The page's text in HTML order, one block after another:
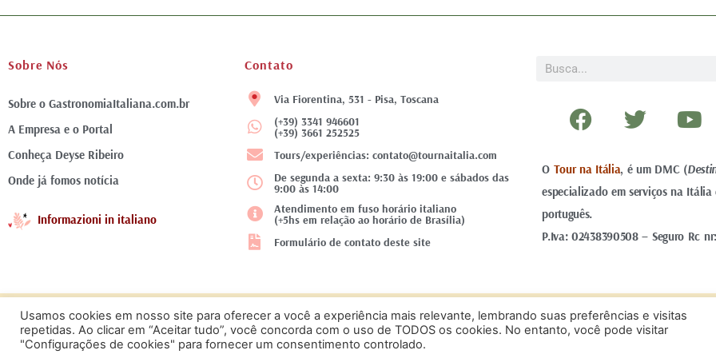
Sobre Nós
Sobre o GastronomiaItaliana.com.br
A Empresa e o Portal
Conheça Deyse Ribeiro
Onde já fomos notícia
Informazioni in italiano
Contato
Via Fiorentina, 531 - Pisa, Toscana
(+39) 3341 946601
(+39) 3661 252525
Tours/experiências: contato@tournaitalia.com
De segunda a sexta: 9:30 às 19:00 e sábados das
9:00 às 14:00
Atendimento em fuso horário italiano
(+5hs em relação ao horário de Brasília)
Formulário de contato deste site
Pesquisar
F
a
e
b
o
o
T
w
t
t
r
Y
o
t
u
e
O Tour na Itália, é um DMC (
especializado em serviços na
português.
P.Iva: 02438390508 – Seguro Rc
© 2021 – Gastronomia Italiana – Todos os direitos reservados/ Desenvolvido porDOTES.
Usamos cookies em nosso site para oferecer a você a experiência mais relevante, lembrando suas preferências e visitas
repetidas. Ao clicar em “Aceitar tudo”, você concorda com o uso de TODOS os cookies. No entanto, você pode visitar
"Configurações de cookies" para fornecer um consentimento controlado.